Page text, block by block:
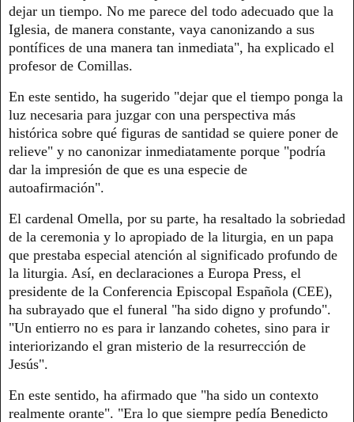
dejar un tiempo. No me parece del todo adecuado que la
Iglesia, de manera constante, vaya canonizando a sus
pontífices de una manera tan inmediata", ha explicado el
profesor de Comillas.
En este sentido, ha sugerido "dejar que el tiempo ponga la
luz necesaria para juzgar con una perspectiva más
histórica sobre qué figuras de santidad se quiere poner de
relieve" y no canonizar inmediatamente porque "podría
dar la impresión de que es una especie de
autoafirmación".
El cardenal Omella, por su parte, ha resaltado la sobriedad
de la ceremonia y lo apropiado de la liturgia, en un papa
que prestaba especial atención al significado profundo de
la liturgia. Así, en declaraciones a Europa Press, el
presidente de la Conferencia Episcopal Española (CEE),
ha subrayado que el funeral "ha sido digno y profundo".
"Un entierro no es para ir lanzando cohetes, sino para ir
interiorizando el gran misterio de la resurrección de
Jesús".
En este sentido, ha afirmado que "ha sido un contexto
realmente orante". "Era lo que siempre pedía Benedicto